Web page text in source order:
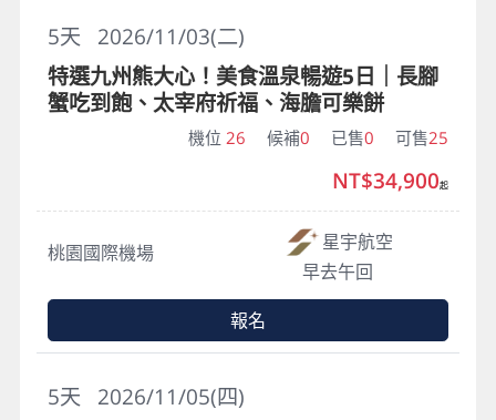
2026/11/03(二)
5天
特選九州熊大心！美食溫泉暢遊5日｜長腳
蟹吃到飽、太宰府祈福、海膽可樂餅
機位 26 候補0 已售0 可售25
桃園國際機場
星宇航空
早去午回
NT$34,900起
報名
2026/11/05(四)
5天